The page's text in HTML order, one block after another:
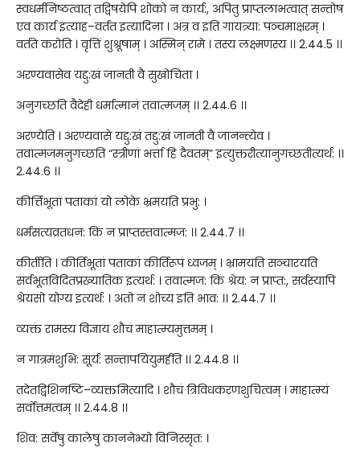
स्वधर्मनिष्ठत्वात् तद्विषयेपि शोको न कार्य:, अपितु प्राप्तलाभत्वात् सन्तोष
एव कार्य इत्याह–वर्तत इत्यादिना । अत्र व इति गायत्र्या: पञ्चमाक्षरम् ।
वर्तते करोति । वृत्तिं शुश्रूषाम् । अस्मिन् रामे । तस्य लक्ष्मणस्य ।। 2.44.5 ।।
अरण्यवासेव यद्दु:खं जानती वै सुखोचिता ।
अनुगच्छति वैदेही धर्मात्मानं तवात्मजम् ।। 2.44.6 ।।
अरण्येति । अरण्यवासे यद्दु:खं तद्दु:खं जानती वै जानन्त्येव ।
तवात्मजमनुगच्छति “स्त्रीणां भर्त्ता हि दैवतम्” इत्युक्तरीत्यानुगच्छतीत्यर्थ: ।।
2.44.6 ।।
कीर्त्तिभूतां पताकां यो लोके भ्रमयति प्रभु: ।
धर्मसत्यव्रतधन: किं न प्राप्तस्तवात्मज: ।। 2.44.7 ।।
कीर्तीति । कीर्तिभूतां पताकां कीर्तिरूपं ध्वजम् । भ्रामयति सञ्चारयति
सर्वभूतविदितप्रख्यातिक इत्यर्थ: । तवात्मज: किं श्रेय: न प्राप्त:, सर्वस्यापि
श्रेयसो योग्य इत्यर्थ: । अतो न शोच्य इति भाव: ।। 2.44.7 ।।
व्यक्तं रामस्य विज्ञाय शौचं माहात्म्यमुत्तमम् ।
न गात्रमंशुभि: सूर्य: सन्तापयियुमर्हति ।। 2.44.8 ।।
तदेतद्विशिनष्टि–व्यक्तमित्यादि । शौचं त्रिविधकरणशुचित्वम् । माहात्म्यं
सर्वोत्तमत्वम् ।। 2.44.8 ।।
शिव: सर्वेषु कालेषु काननेभ्यो विनिस्सृत: ।